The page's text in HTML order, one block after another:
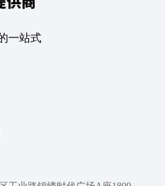
量波动。最后，交期的可控性
要因素。若想了解更多定制方
⼀站式